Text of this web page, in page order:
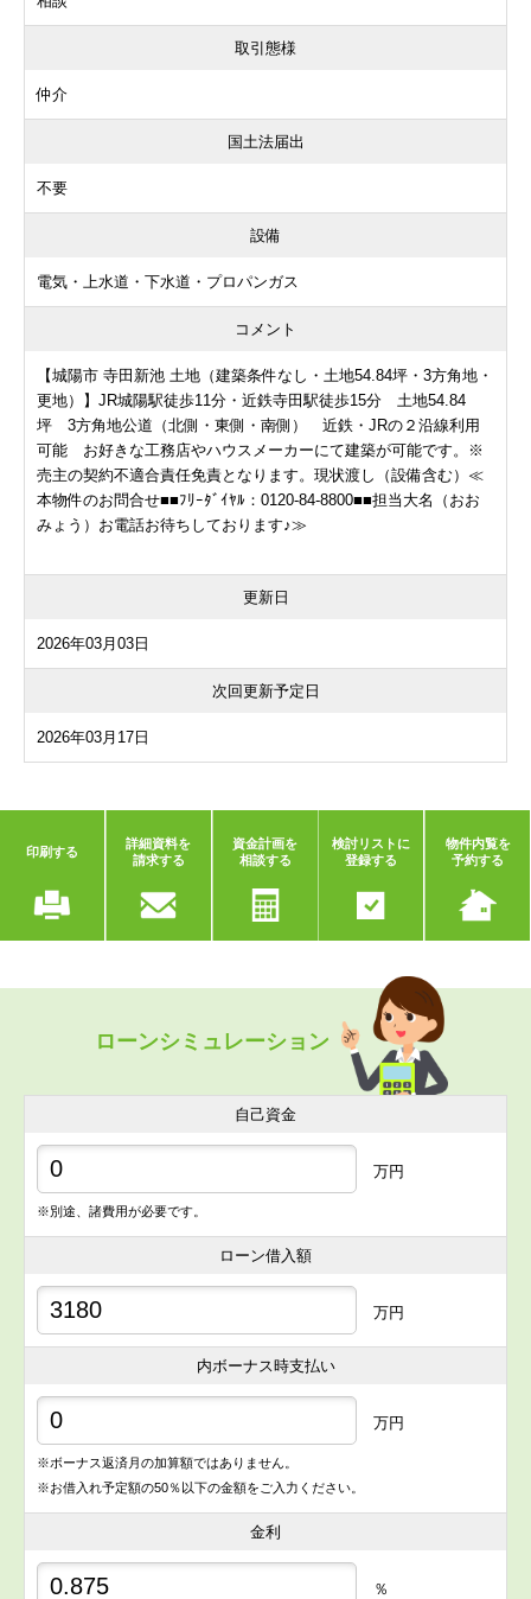
取引態様
仲介
国土法届出
不要
設備
電気・上水道・下水道・プロパンガス
コメント
【城陽市 寺田新池 土地（建築条件なし・土地54.84坪・3方角地・
更地）】JR城陽駅徒歩11分・近鉄寺田駅徒歩15分 土地54.84
坪 3方角地公道（北側・東側・南側） 近鉄・JRの２沿線利用
可能 お好きな工務店やハウスメーカーにて建築が可能です。※
売主の契約不適合責任免責となります。現状渡し（設備含む）≪
本物件のお問合せ■■ﾌﾘｰﾀﾞｲﾔﾙ：0120-84-8800■■担当大名（おお
みょう）お電話お待ちしております♪≫
更新日
2026年03月03日
次回更新予定日
2026年03月17日
印刷する
詳細資料を
請求する
資金計画を
相談する
検討リストに
登録する
物件内覧を
予約する
ローンシミュレーション
自己資金
万円
※別途、諸費用が必要です。
ローン借入額
万円
内ボーナス時支払い
万円
※ボーナス返済月の加算額ではありません。
※お借入れ予定額の50％以下の金額をご入力ください。
金利
％